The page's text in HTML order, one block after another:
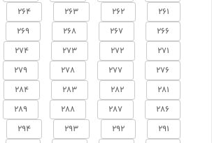
261
262
263
264
266
267
268
269
271
272
273
274
276
277
278
279
281
282
283
284
286
287
288
289
291
292
293
294